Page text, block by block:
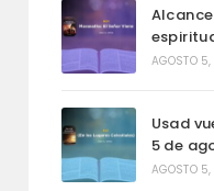
AGOSTO
Usad
5 de
AGOSTO